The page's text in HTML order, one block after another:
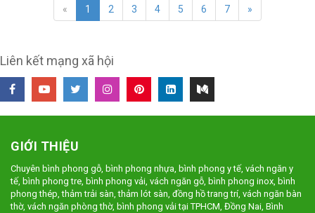
« 1 2 3 4 5 6 7 »
Liên kết mạng xã hội
GIỚI THIỆU
Chuyên bình phong gỗ, bình phong nhựa, bình phong y tế, vách ngăn y
tế, bình phong tre, bình phong vải, vách ngăn gỗ, bình phong inox, bình
phong thép, thảm trải sàn, thảm lót sàn, đồng hồ trang trí, vách ngăn bàn
thờ, vách ngăn phòng thờ, bình phong vải tại TPHCM, Đồng Nai, Bình